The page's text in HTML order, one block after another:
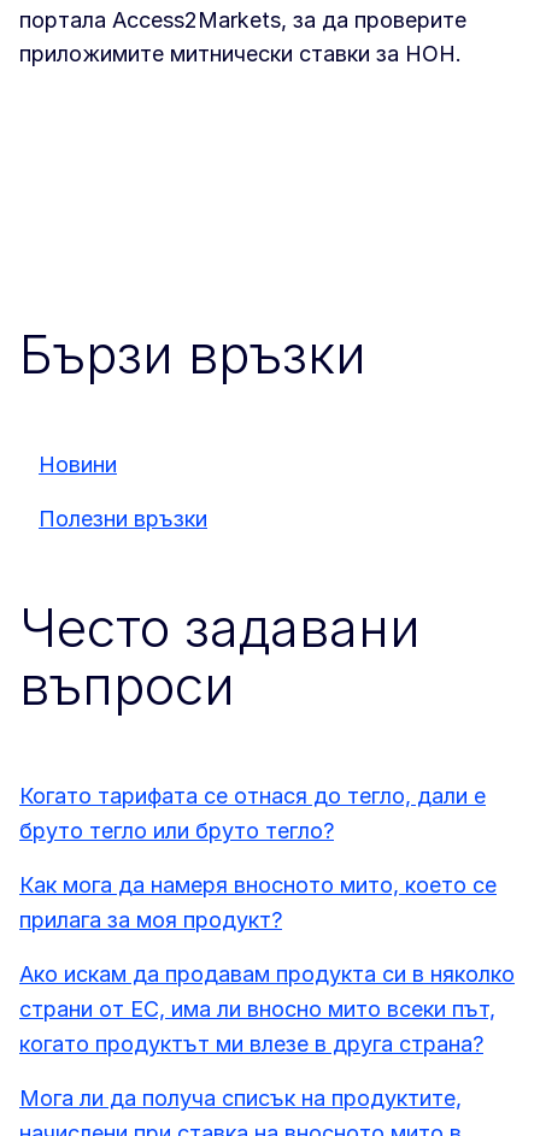
портала Access2Markets, за да проверите
приложимите митнически ставки за НОН.
Бързи връзки
Новини
Полезни връзки
Често задавани
въпроси
Когато тарифата се отнася до тегло, дали е
бруто тегло или бруто тегло?
Как мога да намеря вносното мито, което се
прилага за моя продукт?
Ако искам да продавам продукта си в няколко
страни от ЕС, има ли вносно мито всеки път,
когато продуктът ми влезе в друга страна?
Мога ли да получа списък на продуктите,